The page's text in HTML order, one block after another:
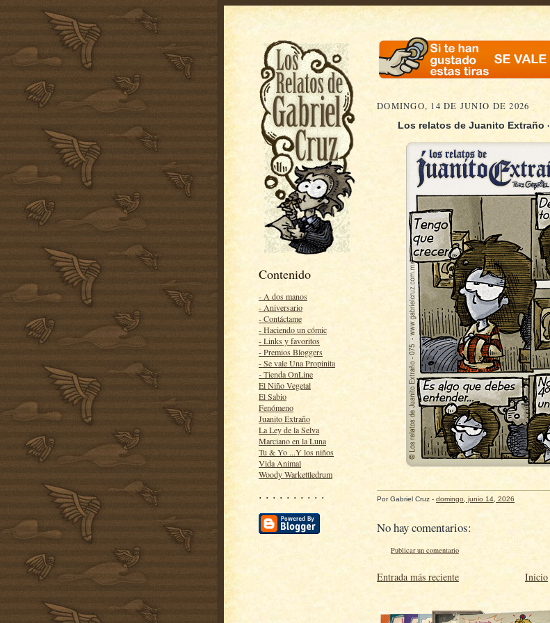
Contenido
- A dos manos
- Aniversario
- Contáctame
- Haciendo un cómic
- Links y favoritos
- Premios Bloggers
- Se vale Una Propinita
- Tienda OnLine
El Niño Vegetal
El Sabio
Fenómeno
Juanito Extraño
La Ley de la Selva
Marciano en la Luna
Tu & Yo ...Y los niños
Vida Animal
Woody Warkettledrum
· · · · · · · · · ·
DOMINGO, 14 DE JUNIO DE 2026
Los relatos de Juanito Extraño ·
PorGabriel Cruz - domingo, junio 14, 2026
No hay comentarios:
Publicar un comentario
Entrada más reciente Inicio